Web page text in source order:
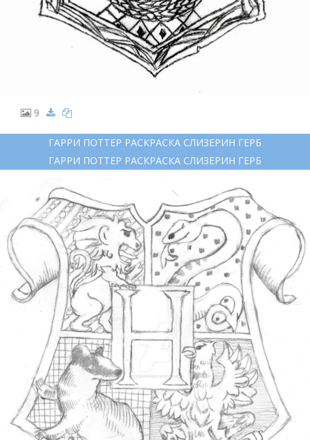
9
ГАРРИ ПОТТЕР РАСКРАСКА СЛИЗЕРИН ГЕРБ
ГАРРИ ПОТТЕР РАСКРАСКА СЛИЗЕРИН ГЕРБ